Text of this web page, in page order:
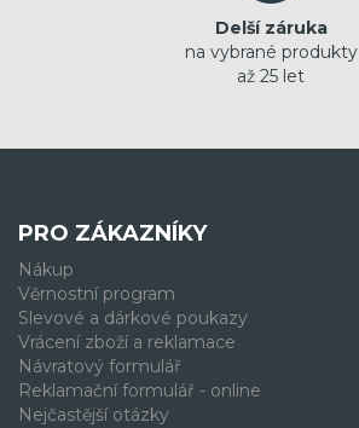
Delší záruka
na vybrané produkty
až 25 let
PRO ZÁKAZNÍKY
Nákup
Věrnostní program
Slevové a dárkové poukazy
Vrácení zboží a reklamace
Návratový formulář
Reklamační formulář - online
Nejčastější otázky